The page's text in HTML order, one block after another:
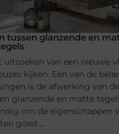
tussen glanzende en
uitzoeken van een nieuwe
kijken. Een van de
is de afwerking van
glanzende en matte
om de eigenschappen
goed ...